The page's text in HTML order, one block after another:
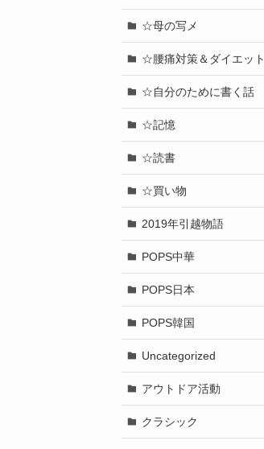
☆母の写メ
☆腰痛対策＆ダイエット
☆自分のために書く話
☆記憶
☆読書
☆買い物
2019年引越物語
POPS中華
POPS日本
POPS韓国
Uncategorized
アウトドア活動
クラシック